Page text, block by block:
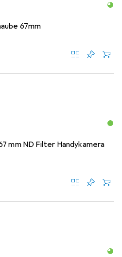
67mm
mm ND Filter Handykamera